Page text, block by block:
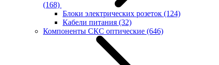
(168)
Блоки электрических розеток (124)
Кабели питания (32)
Компоненты СКС оптические (646)